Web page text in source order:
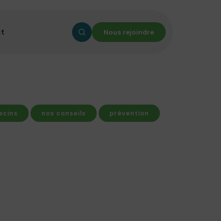
Nous rejoindre
nos conseils prévention